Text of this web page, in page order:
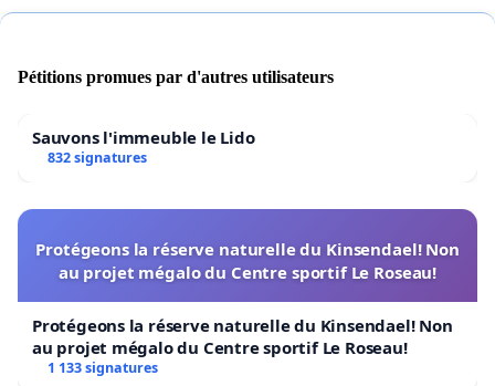
tout pour son bien-être.
pour l'euthanasier ou la placer dans un centre".
Mais nous sommes prêts à aller jusqu'au bout pour
sauver notre compagne Zoubida.
ZOUBIDA c'est son nom et croyez qu'elle y est réceptive
Le 08 décembre 2015, date de la prochaine audience en
correctionnel Maryse et Francis vont continuer leur
combat pour sauver Zoubida.
D'ailleurs ils se sont engagés tous les deux à passer le
Pétitions promues par d'autres utilisateurs
Sauvons l'immeuble le Lido
832 signatures
Protégeons la réserve naturelle du Kinsendael! Non
au projet mégalo du Centre sportif Le Roseau!
Protégeons la réserve naturelle du Kinsendael! Non
au projet mégalo du Centre sportif Le Roseau!
1 133 signatures